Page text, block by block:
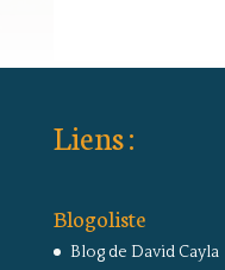
Liens :
Blogoliste
Blog de David Cayla